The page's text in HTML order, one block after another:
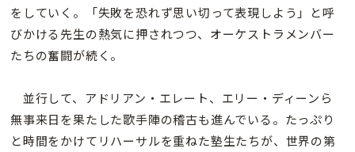
をしていく。「失敗を恐れず思い切って表現しよう」と呼
びかける先生の熱気に押されつつ、オーケストラメンバー
たちの奮闘が続く。
並行して、アドリアン・エレート、エリー・ディーンら
無事来日を果たした歌手陣の稽古も進んでいる。たっぷり
と時間をかけてリハーサルを重ねた塾生たちが、世界の第